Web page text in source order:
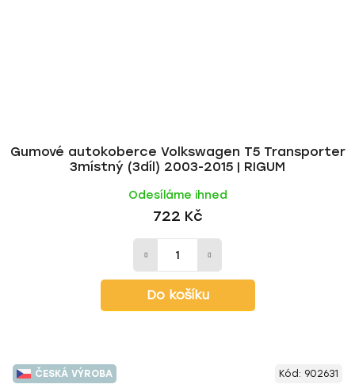
Gumové autokoberce Volkswagen T5 Transporter
3místný (3díl) 2003-2015 | RIGUM
Odesíláme ihned
722 Kč
Do košíku
ČESKÁ VÝROBA Kód: 902631